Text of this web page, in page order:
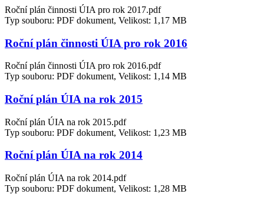
Roční plán činnosti ÚIA pro rok 2017.pdf
Typ souboru: PDF dokument, Velikost: 1,17 MB
Roční plán činnosti ÚIA pro rok 2016
Roční plán činnosti ÚIA pro rok 2016.pdf
Typ souboru: PDF dokument, Velikost: 1,14 MB
Roční plán ÚIA na rok 2015
Roční plán ÚIA na rok 2015.pdf
Typ souboru: PDF dokument, Velikost: 1,23 MB
Roční plán ÚIA na rok 2014
Roční plán ÚIA na rok 2014.pdf
Typ souboru: PDF dokument, Velikost: 1,28 MB